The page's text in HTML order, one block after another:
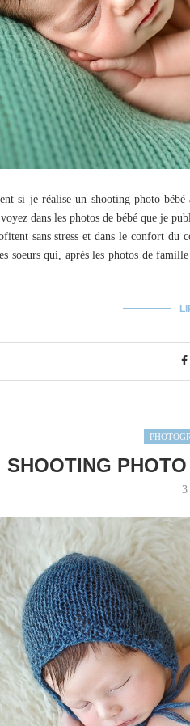
si je réalise un shooting photo
dans les photos de bébé que je
sans stress et dans le confort
soeurs qui, après les photos de
SHOOTING
3